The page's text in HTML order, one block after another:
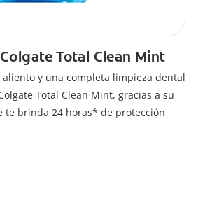
Total Clean Mint
y una completa limpieza dental
Total Clean Mint, gracias a su
te brinda 24 horas* de protección